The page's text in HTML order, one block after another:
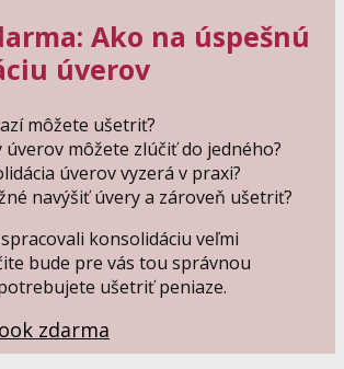
Ako na úspešnú
úverov
môžete ušetriť?
úverov môžete zlúčiť do jedného?
úverov vyzerá v praxi?
navýšiť úvery a zároveň ušetriť?
konsolidáciu veľmi
bude pre vás tou správnou
ušetriť peniaze.
zdarma